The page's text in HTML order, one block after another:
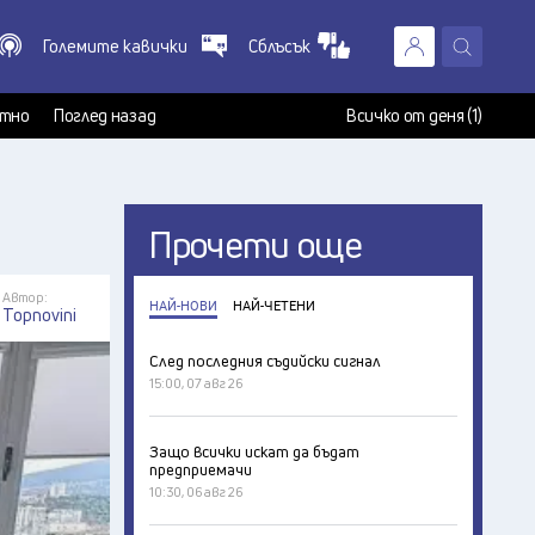
X
Големите кавички Сблъсък
Поглед назад Всичко от деня (1)
Автор:
Topnovini
Прочети още
НАЙ-НОВИ НАЙ-ЧЕТЕНИ
След последния съдийски сигнал
15:00, 07 авг 26
Защо всички искат да бъдат
предприемачи
10:30, 06 авг 26